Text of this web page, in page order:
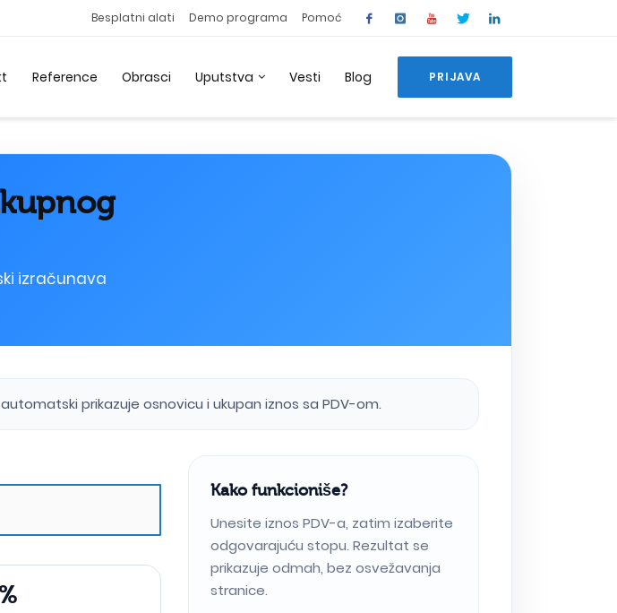
Besplatni alati Demo programa Pomoć
Reference Obrasci Uputstva Vesti Blog PRIJAVA
izračunava
prikazuje osnovicu i ukupan iznos sa PDV-om.
Kako funkcioniše?
Unesite iznos PDV-a, zatim izaberite
odgovarajuću stopu. Rezultat se
prikazuje odmah, bez osvežavanja
stranice.